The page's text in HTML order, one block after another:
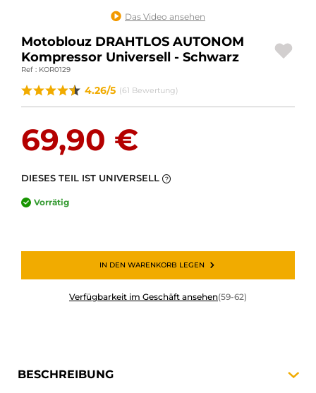
GESCHENKKARTEN
DE | EUR € — ÄNDERN
MARKEN
Das Video ansehen
Motoblouz DRAHTLOS AUTONOM
Kompressor Universell - Schwarz
Ref : KOR0129
4.26/5 (61 Bewertung)
69,90 €
DIESES TEIL IST UNIVERSELL ?
Vorrätig
IN DEN WARENKORB LEGEN
Verfügbarkeit im Geschäft ansehen(59-62)
BESCHREIBUNG